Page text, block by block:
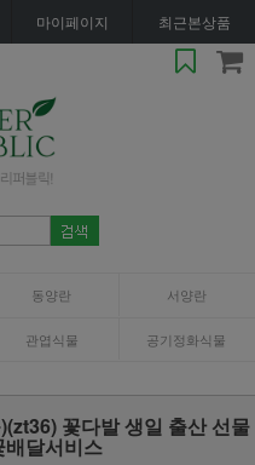
마이페이지 최근본상품
동양란 서양란
관엽식물 공기정화식물
꽃다발 생일 출산 선물
배달서비스